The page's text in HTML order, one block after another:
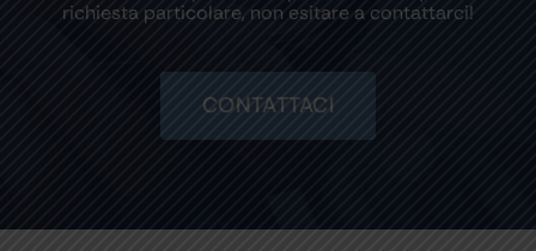
richiesta particolare, non esitare a contattarci!
CONTATTACI